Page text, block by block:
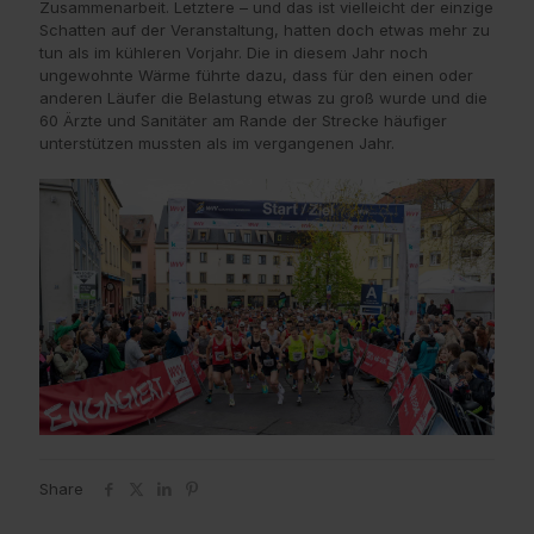
Zusammenarbeit. Letztere – und das ist vielleicht der einzige
Schatten auf der Veranstaltung, hatten doch etwas mehr zu
tun als im kühleren Vorjahr. Die in diesem Jahr noch
ungewohnte Wärme führte dazu, dass für den einen oder
anderen Läufer die Belastung etwas zu groß wurde und die
60 Ärzte und Sanitäter am Rande der Strecke häufiger
unterstützen mussten als im vergangenen Jahr.
Share